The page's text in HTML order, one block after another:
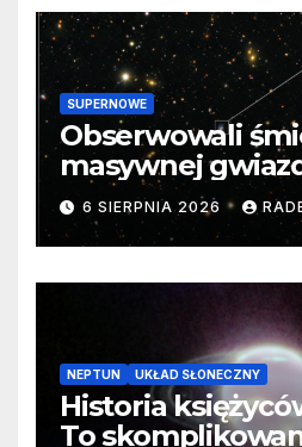
SUPERNOWE
Obserwowali
masywnej
samego
cenne dane
6 SIERPNIA 2026
NEPTUN UKŁAD SŁONECZNY
Historia
To